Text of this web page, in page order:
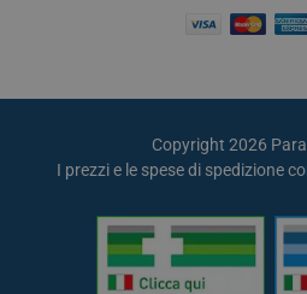
Copyright 2026
I prezzi e le spese di spedizione